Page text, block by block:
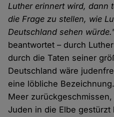
Luther erinnert wird, dann
die Frage zu stellen, wie
Deutschland sehen
beantwortet – durch
durch die Taten seiner
Deutschland wäre
eine löbliche
Meer
Juden in die Elbe gestürzt